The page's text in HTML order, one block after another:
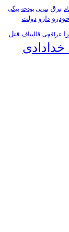
برق بنزین بودجه بیگی
دارو دولت
عراقچی قالیباف قتل
خدادادی